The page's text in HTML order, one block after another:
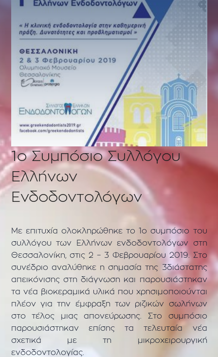
1o Συμπόσιο Συλλόγου
Ελλήνων
Ενδοδοντολόγων
Με επιτυχία ολοκληρώθηκε το 1ο συμπόσιο του
συλλόγου των Ελλήνων ενδοδοντολόγων στη
Θεσσαλονίκη, στις 2 – 3 Φεβρουαρίου 2019. Στο
συνέδριο αναλύθηκε η σημασία της 3διάστατης
απεικόνισης στη διάγνωση και παρουσιάστηκαν
τα νέα βιοκεραμικά υλικά που χρησιμοποιούνται
πλέον για την έμφραξη των ριζικών σωλήνων
στο τέλος μιας απονεύρωσης. Στο συμπόσιο
παρουσιάστηκαν επίσης τα τελευταία νέα
σχετικά με τη μικροχειρουργική
ενδοδοντολογίας.